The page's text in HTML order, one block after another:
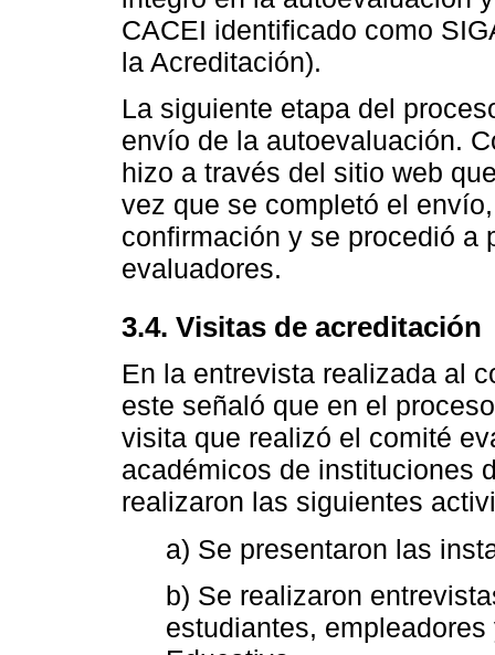
CACEI identificado como
la Acreditación).
La siguiente etapa del
envío de la autoevaluación.
hizo a través del sitio web
vez que se completó el
confirmación y se procedió a
evaluadores.
3.4. Visitas de acreditación
En la entrevista realizada al
este señaló que en el
visita que realizó el comité
académicos de instituciones
realizaron las siguientes
a) Se presentaron las
b) Se realizaron
estudiantes,